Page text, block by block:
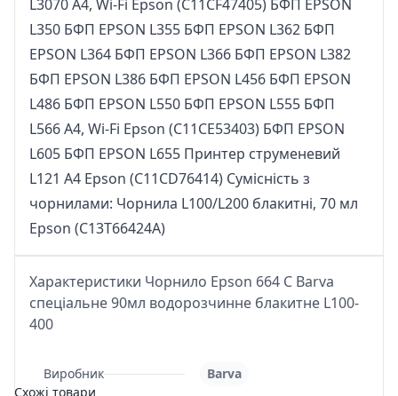
L3070 A4, Wi-Fi Epson (C11CF47405) БФП EPSON
L350 БФП EPSON L355 БФП EPSON L362 БФП
EPSON L364 БФП EPSON L366 БФП EPSON L382
БФП EPSON L386 БФП EPSON L456 БФП EPSON
L486 БФП EPSON L550 БФП EPSON L555 БФП
L566 A4, Wi-Fi Epson (C11CE53403) БФП EPSON
L605 БФП EPSON L655 Принтер струменевий
L121 A4 Epson (C11CD76414) Сумісність з
чорнилами: Чорнила L100/L200 блакитні, 70 мл
Epson (C13T66424A)
Характеристики Чорнило Epson 664 C Barva
спеціальне 90мл водорозчинне блакитне L100-
400
Виробник
Barva
Схожі товари